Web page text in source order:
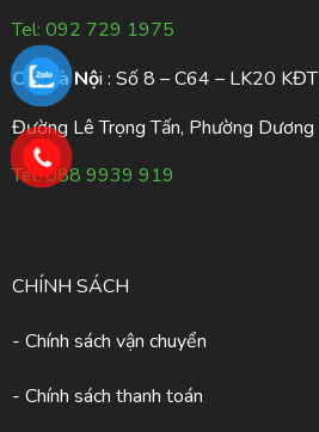
Tel: 092 729 1975
CN Hà Nội : Số 8 – C64 – LK20
Đường Lê Trọng Tấn, Phường
Tel:088 9939 919
CHÍNH SÁCH
- Chính sách vận chuyển
- Chính sách thanh toán